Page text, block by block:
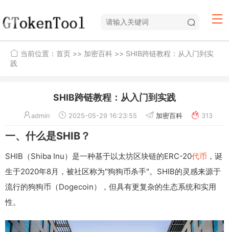
当前位置： 首页 >> 加密百科 >> SHIB跨链教程：从入门到实
践
SHIB跨链教程：从入门到实践
admin 2025-05-29 16:23:55 加密百科 313
一、什么是SHIB？
SHIB（Shiba Inu）是一种基于以太坊区块链的ERC-20代币 ，诞
生于2020年8月，被社区称为"狗狗币杀手"。SHIB的灵感来源于
流行的狗狗币（Dogecoin），但具有更复杂的生态系统和实用
性。